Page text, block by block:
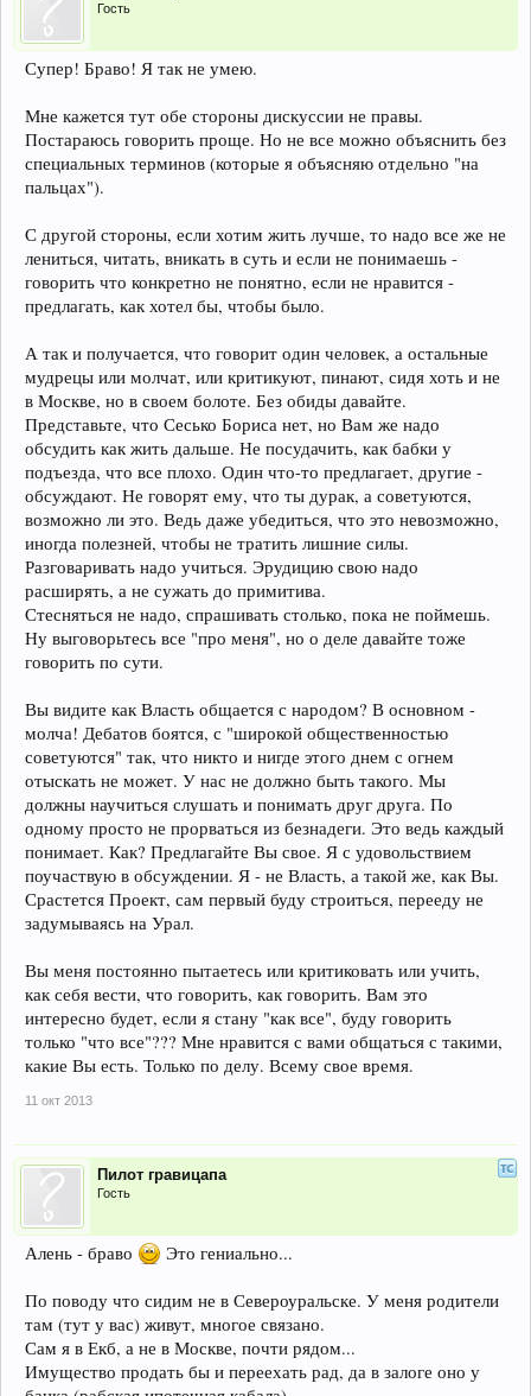
Гость
Супер! Браво! Я так не умею.
Мне кажется тут обе стороны дискуссии не правы.
Постараюсь говорить проще. Но не все можно объяснить без
специальных терминов (которые я объясняю отдельно "на
пальцах").
С другой стороны, если хотим жить лучше, то надо все же не
лениться, читать, вникать в суть и если не понимаешь -
говорить что конкретно не понятно, если не нравится -
предлагать, как хотел бы, чтобы было.
А так и получается, что говорит один человек, а остальные
мудрецы или молчат, или критикуют, пинают, сидя хоть и не
в Москве, но в своем болоте. Без обиды давайте.
Представьте, что Сесько Бориса нет, но Вам же надо
обсудить как жить дальше. Не посудачить, как бабки у
подъезда, что все плохо. Один что-то предлагает, другие -
обсуждают. Не говорят ему, что ты дурак, а советуются,
возможно ли это. Ведь даже убедиться, что это невозможно,
иногда полезней, чтобы не тратить лишние силы.
Разговаривать надо учиться. Эрудицию свою надо
расширять, а не сужать до примитива.
Стесняться не надо, спрашивать столько, пока не поймешь.
Ну выговорьтесь все "про меня", но о деле давайте тоже
говорить по сути.
Вы видите как Власть общается с народом? В основном -
молча! Дебатов боятся, с "широкой общественностью
советуются" так, что никто и нигде этого днем с огнем
отыскать не может. У нас не должно быть такого. Мы
должны научиться слушать и понимать друг друга. По
одному просто не прорваться из безнадеги. Это ведь каждый
понимает. Как? Предлагайте Вы свое. Я с удовольствием
поучаствую в обсуждении. Я - не Власть, а такой же, как Вы.
Срастется Проект, сам первый буду строиться, перееду не
задумываясь на Урал.
Вы меня постоянно пытаетесь или критиковать или учить,
как себя вести, что говорить, как говорить. Вам это
интересно будет, если я стану "как все", буду говорить
только "что все"??? Мне нравится с вами общаться с такими,
какие Вы есть. Только по делу. Всему свое время.
11 окт 2013
Пилот гравицапа
Гость
Алень - браво Это гениально...
По поводу что сидим не в Североуральске. У меня родители
там (тут у вас) живут, многое связано.
Сам я в Екб, а не в Москве, почти рядом...
Имущество продать бы и переехать рад, да в залоге оно у